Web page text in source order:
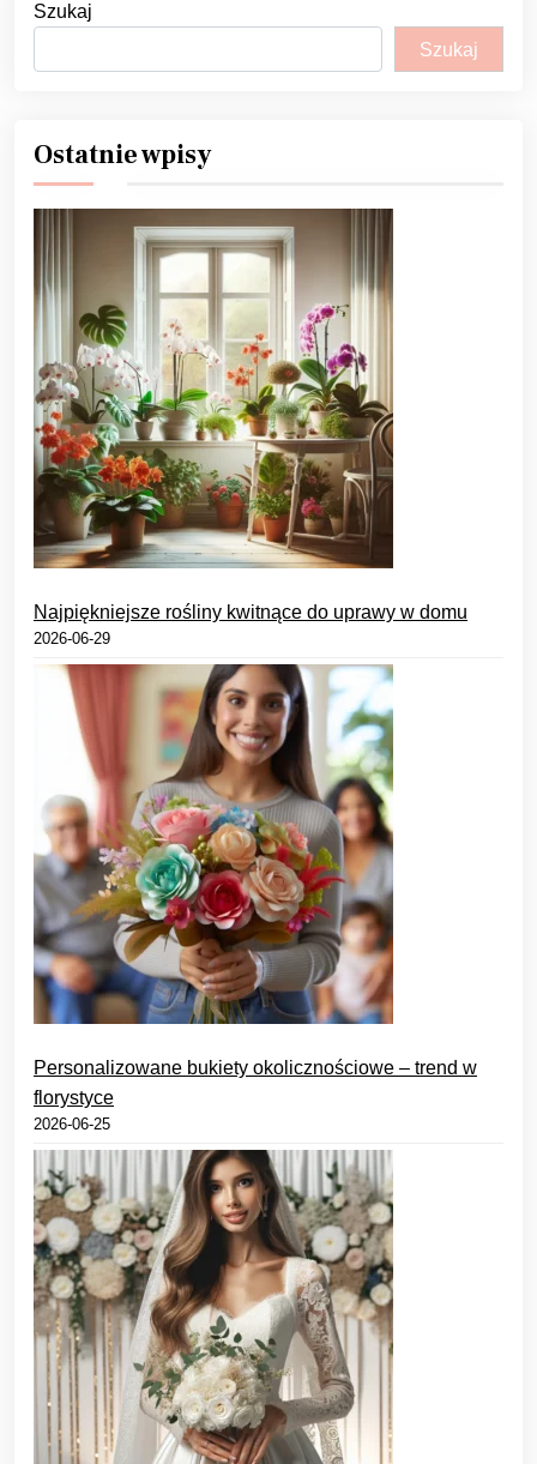
Szukaj
Szukaj
Ostatnie wpisy
Najpiękniejsze rośliny kwitnące do uprawy w domu
2026-06-29
Personalizowane bukiety okolicznościowe – trend w
florystyce
2026-06-25